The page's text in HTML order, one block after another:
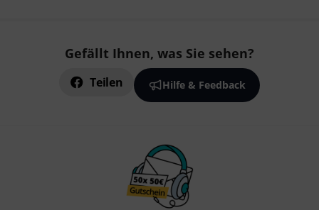
Gefällt Ihnen, was Sie sehen?
Teilen Hilfe & Feedback